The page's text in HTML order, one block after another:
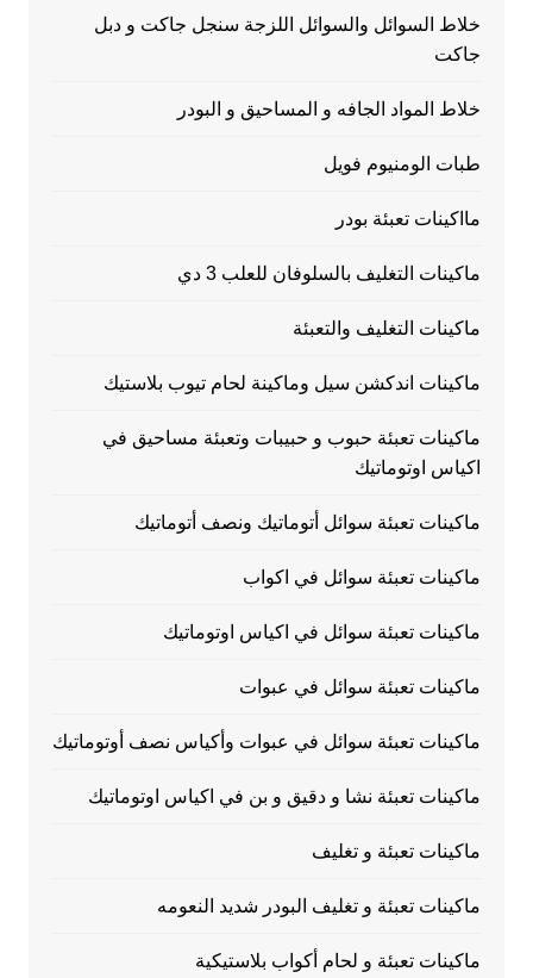
خلاط السوائل والسوائل اللزجة سنجل جاكت و دبل
جاكت
خلاط المواد الجافه و المساحيق و البودر
طبات الومنيوم فويل
مااكينات تعبئة بودر
ماكينات التغليف بالسلوفان للعلب 3 دي
ماكينات التغليف والتعبئة
ماكينات اندكشن سيل وماكينة لحام تيوب بلاستيك
ماكينات تعبئة حبوب و حبيبات وتعبئة مساحيق في
اكياس اوتوماتيك
ماكينات تعبئة سوائل أتوماتيك ونصف أتوماتيك
ماكينات تعبئة سوائل في اكواب
ماكينات تعبئة سوائل في اكياس اوتوماتيك
ماكينات تعبئة سوائل في عبوات
ماكينات تعبئة سوائل في عبوات وأكياس نصف أوتوماتيك
ماكينات تعبئة نشا و دقيق و بن في اكياس اوتوماتيك
ماكينات تعبئة و تغليف
ماكينات تعبئة و تغليف البودر شديد النعومه
ماكينات تعبئة و لحام أكواب بلاستيكية